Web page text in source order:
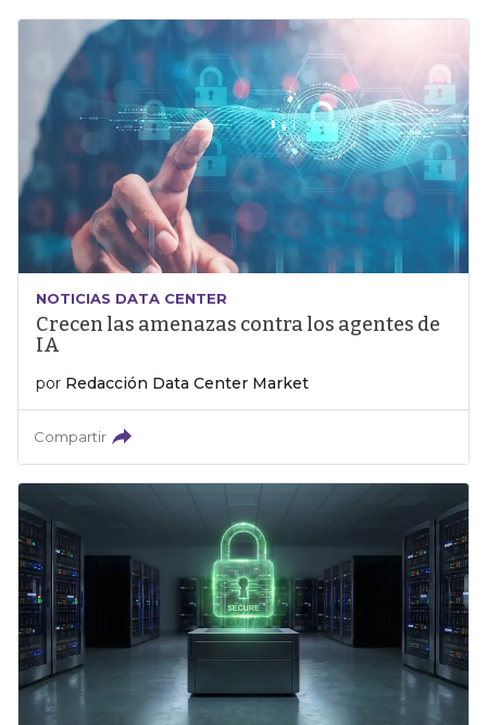
NOTICIAS DATA CENTER
Crecen las amenazas contra los agentes de
IA
por Redacción Data Center Market
Compartir